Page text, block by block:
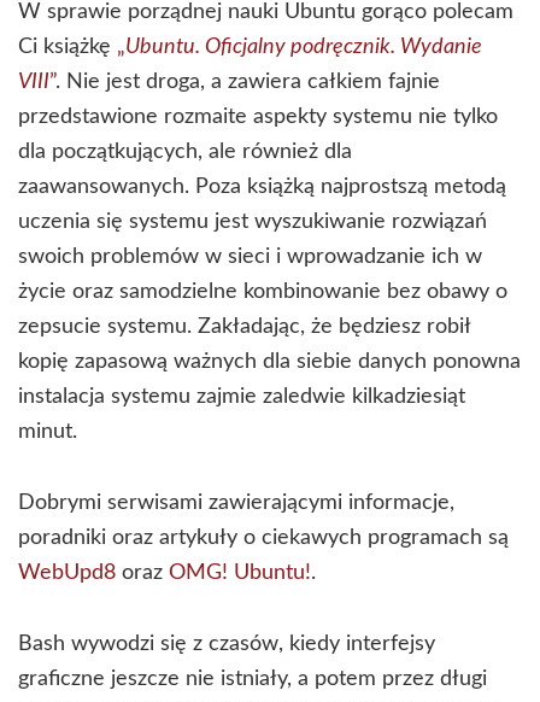
W sprawie porządnej nauki Ubuntu gorąco polecam
Ci książkę „Ubuntu. Oficjalny podręcznik. Wydanie
VIII”. Nie jest droga, a zawiera całkiem fajnie
przedstawione rozmaite aspekty systemu nie tylko
dla początkujących, ale również dla
zaawansowanych. Poza książką najprostszą metodą
uczenia się systemu jest wyszukiwanie rozwiązań
swoich problemów w sieci i wprowadzanie ich w
życie oraz samodzielne kombinowanie bez obawy o
zepsucie systemu. Zakładając, że będziesz robił
kopię zapasową ważnych dla siebie danych ponowna
instalacja systemu zajmie zaledwie kilkadziesiąt
minut.
Dobrymi serwisami zawierającymi informacje,
poradniki oraz artykuły o ciekawych programach są
WebUpd8 oraz OMG! Ubuntu!.
Bash wywodzi się z czasów, kiedy interfejsy
graficzne jeszcze nie istniały, a potem przez długi